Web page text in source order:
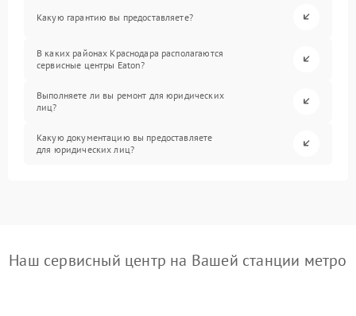
Какую гарантию вы предоставляете?
В каких районах Краснодара располагаются
сервисные центры Eaton?
Выполняете ли вы ремонт для юридических
лиц?
Какую документацию вы предоставляете
для юридических лиц?
Наш сервисный центр на Вашей станции метро